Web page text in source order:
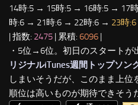
14時:5 → 15時:5 → 16時:5 → 17
時:6 → 21時:6 → 22時:6 → 23時:6
| 指数: 2475 | 累積: 6096 |
・5位→6位。初日のスタートが
リジナルiTunes週間トップソン
しまいそうだが、このまま上
順位は高いものが期待できそう